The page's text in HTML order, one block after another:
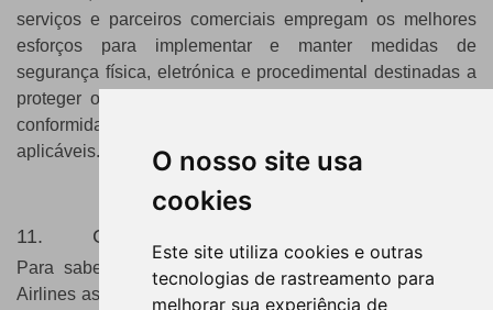
O nosso site usa
cookies
Este site utiliza cookies e outras
tecnologias de rastreamento para
melhorar sua experiência de
serviços e parceiros comerciais empregam os melhores
esforços para implementar e manter medidas de
segurança física, eletrónica e procedimental destinadas a
proteger os dados pessoais dos Titulares de Dados em
conformidade com os requisitos de proteção de dados
aplicáveis.
11. Como usamos os “Cookies”?
Para saber mais sobre cookies e como a Cabo Verde
Airlines as usa no seu website, consulte o nosso